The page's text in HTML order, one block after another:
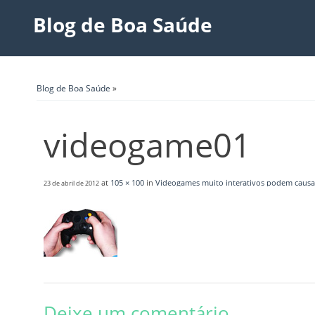
Blog de Boa Saúde
Blog de Boa Saúde »
videogame01
23 de abril de 2012 at 105 × 100 in Videogames muito interativos podem